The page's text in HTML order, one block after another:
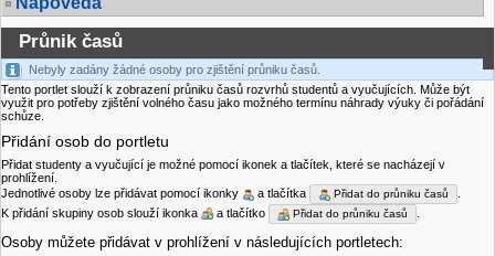
Průnik časů
Nebyly zadány žádné osoby pro zjištění průniku časů.
Tento portlet slouží k zobrazení průniku časů rozvrhů studentů a vyučujících. Může být
využit pro potřeby zjištění volného času jako možného termínu náhrady výuky či pořádání
schůze.
Přidání osob do portletu
Přidat studenty a vyučující je možné pomocí ikonek a tlačítek, které se nacházejí v
prohlížení.
Jednotlivé osoby lze přidávat pomocí ikonky
a tlačítka Přidat do průniku časů
K přidání skupiny osob slouží ikonka
a tlačítko Přidat do průniku časů
Osoby můžete přidávat v prohlížení v následujících portletech: